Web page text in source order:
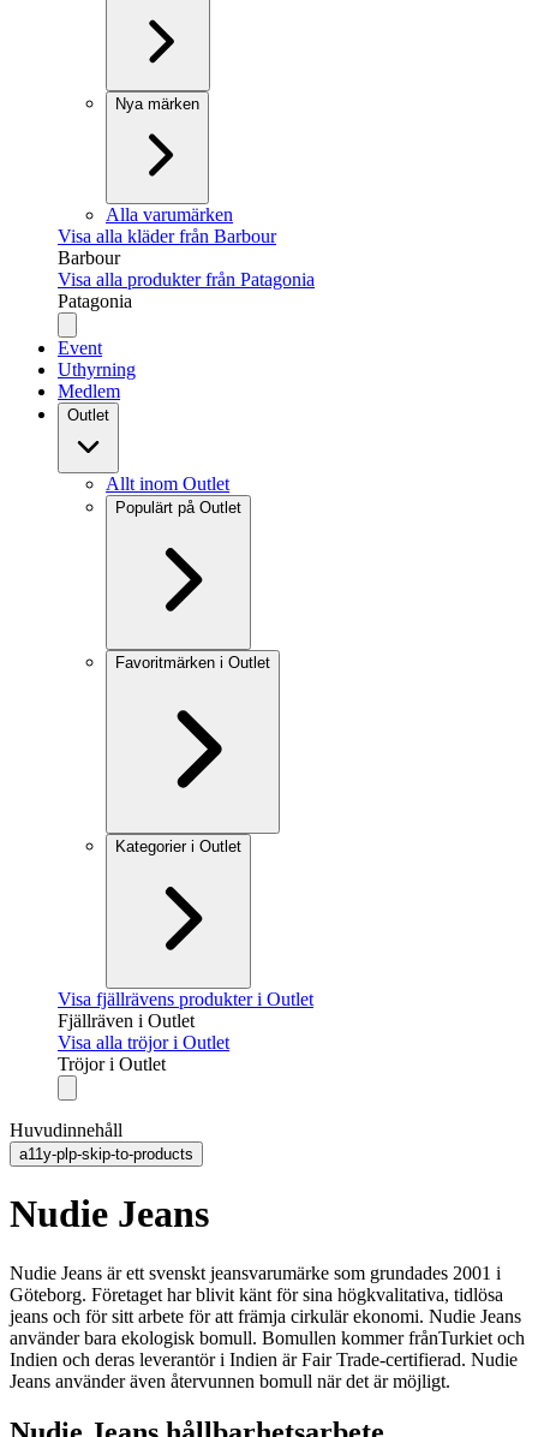
Nya märken
Alla varumärken
Visa alla kläder från Barbour
Barbour
Visa alla produkter från Patagonia
Patagonia
Event
Uthyrning
Medlem
Outlet
Allt inom Outlet
Populärt på Outlet
Favoritmärken i Outlet
Kategorier i Outlet
Visa fjällrävens produkter i Outlet
Fjällräven i Outlet
Visa alla tröjor i Outlet
Tröjor i Outlet
Huvudinnehåll
a11y-plp-skip-to-products
Nudie Jeans
Nudie Jeans är ett svenskt jeansvarumärke som grundades 2001 i
Göteborg. Företaget har blivit känt för sina högkvalitativa, tidlösa
jeans och för sitt arbete för att främja cirkulär ekonomi. Nudie Jeans
använder bara ekologisk bomull. Bomullen kommer frånTurkiet och
Indien och deras leverantör i Indien är Fair Trade-certifierad. Nudie
Jeans använder även återvunnen bomull när det är möjligt.